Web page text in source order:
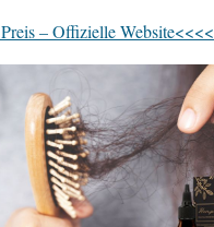
– Offizielle Website<<<<